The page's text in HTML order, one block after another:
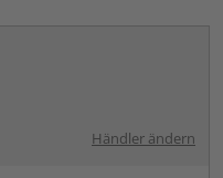
Händler ändern